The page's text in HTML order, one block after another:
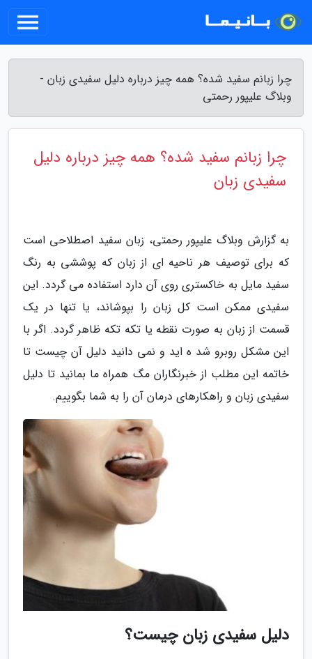
چرا زبانم سفید شده؟ همه چیز درباره دلیل سفیدی زبان -
وبلاگ علیپور رحمتی
چرا زبانم سفید شده؟ همه چیز درباره دلیل
سفیدی زبان
به گزارش وبلاگ علیپور رحمتی، زبان سفید اصطلاحی است
که برای توصیف هر ناحیه ای از زبان که پوششی به رنگ
سفید مایل به خاکستری روی آن دارد استفاده می گردد. این
سفیدی ممکن است کل زبان را بپوشاند، یا تنها در یک
قسمت از زبان به صورت نقطه یا تکه تکه ظاهر گردد. اگر با
این مشکل روبرو شد ه اید و نمی دانید دلیل آن چیست تا
خاتمه این مطلب از خبرنگاران مگ همراه ما بمانید تا دلیل
سفیدی زبان و راهکارهای درمان آن را به شما بگوییم.
دلیل سفیدی زبان چیست؟